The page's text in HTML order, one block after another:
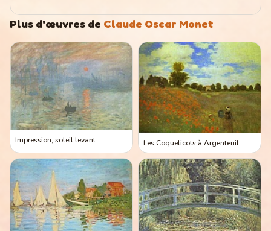
Plus d'œuvres de Claude Oscar Monet
Impression, soleil levant Les Coquelicots à Argenteuil